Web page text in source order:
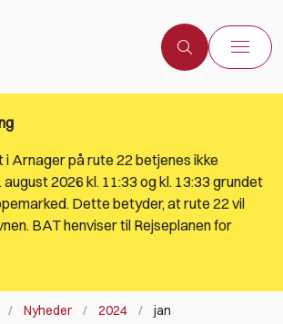
Arnager på rute 22 betjenes ikke
2026 kl. 11:33 og kl. 13:33 grundet
Dette betyder, at rute 22 vil
BAT henviser til Rejseplanen for
Nyheder 2024 jan